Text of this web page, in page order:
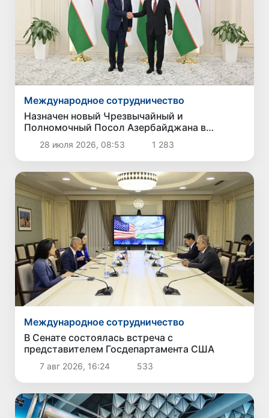
Международное сотрудничество
Назначен новый Чрезвычайный и
Полномочный Посол Азербайджана в
Узбекистане
28 июля 2026, 08:53 1 283
Международное сотрудничество
В Сенате состоялась встреча с
представителем Госдепартамента США
7 авг 2026, 16:24 533